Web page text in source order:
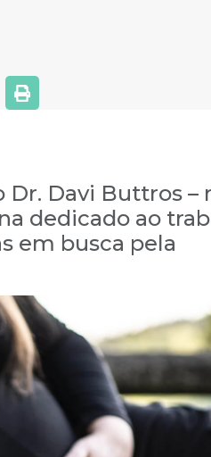
Davi Buttros –
dedicado ao
em busca pela